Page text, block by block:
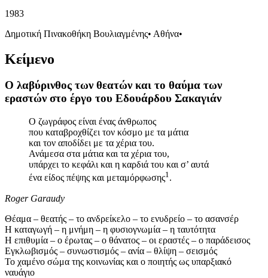
1983
Δημοτική Πινακοθήκη Βουλιαγμένης• Αθήνα•
Κείμενο
Ο λαβύρινθος των θεατών και το θαύμα των
εραστών στο έργο του Εδουάρδου Σακαγιάν
Ο ζωγράφος είναι ένας άνθρωπος
που καταβροχθίζει τον κόσμο με τα μάτια
και τον αποδίδει με τα χέρια του.
Ανάμεσα στα μάτια και τα χέρια του,
υπάρχει το κεφάλι και η καρδιά του και σ’ αυτά
ένα είδος πέψης και μεταμόρφωσης1.
Roger Garaudy
Θέαμα – θεατής – το ανδρείκελο – το ενυδρείο – το ασανσέρ
Η καταγωγή – η μνήμη – η φυσιογνωμία – η ταυτότητα
Η επιθυμία – ο έρωτας – ο θάνατος – οι εραστές – ο παράδεισος
Εγκλωβισμός – συνωστισμός – ανία – θλίψη – σεισμός
Το χαμένο σώμα της κοινωνίας και ο ποιητής ως υπαρξιακό
ναυάγιο